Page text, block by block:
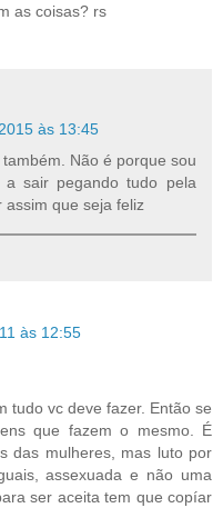
as coisas? rs
às 13:45
Não é porque sou
sair pegando tudo pela
que seja feliz
às 12:55
tudo vc deve fazer. Então se
que fazem o mesmo. É
das mulheres, mas luto por
assexuada e não uma
ser aceita tem que copíar